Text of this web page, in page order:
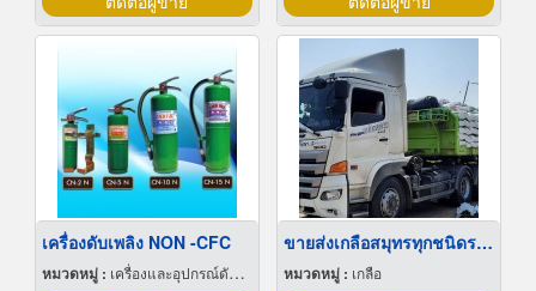
เครื่องดับเพลิง NON -CFC
หมวดหมู่ : เครื่องและอุปกรณ์ดับเพลิง
ขายส่งเกลือสมุทรทุกชนิดราคาถูก
หมวดหมู่ : เกลือ